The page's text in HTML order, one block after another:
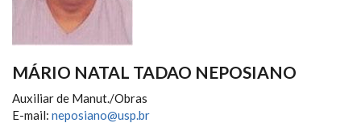
MÁRIO NATAL TADAO NEPOSIANO
Auxiliar de Manut./Obras
E-mail: neposiano@usp.br